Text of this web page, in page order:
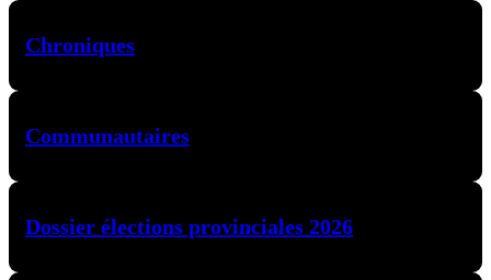
Chroniques
Communautaires
Dossier élections provinciales 2026